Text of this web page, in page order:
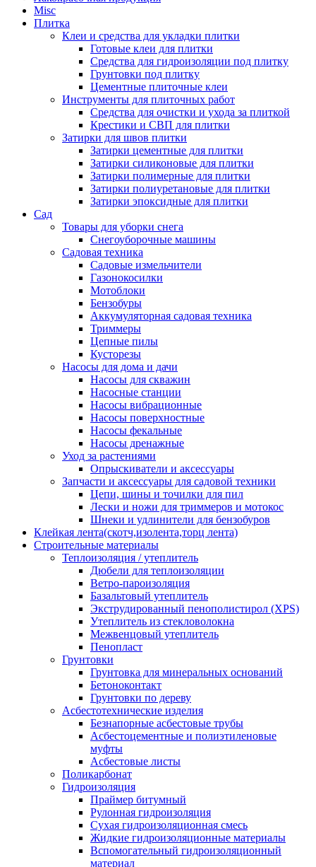
Misc
Плитка
Клеи и средства для укладки плитки
Готовые клеи для плитки
Средства для гидроизоляции под плитку
Грунтовки под плитку
Цементные плиточные клеи
Инструменты для плиточных работ
Средства для очистки и ухода за плиткой
Крестики и СВП для плитки
Затирки для швов плитки
Затирки цементные для плитки
Затирки силиконовые для плитки
Затирки полимерные для плитки
Затирки полиуретановые для плитки
Затирки эпоксидные для плитки
Сад
Товары для уборки снега
Снегоуборочные машины
Садовая техника
Садовые измельчители
Газонокосилки
Мотоблоки
Бензобуры
Аккумуляторная садовая техника
Триммеры
Цепные пилы
Кусторезы
Насосы для дома и дачи
Насосы для скважин
Насосные станции
Насосы вибрационные
Насосы поверхностные
Насосы фекальные
Насосы дренажные
Уход за растениями
Опрыскиватели и аксессуары
Запчасти и аксессуары для садовой техники
Цепи, шины и точилки для пил
Лески и ножи для триммеров и мотокос
Шнеки и удлинители для бензобуров
Клейкая лента(скотч,изолента,торц лента)
Строительные материалы
Теплоизоляция / утеплитель
Дюбели для теплоизоляции
Ветро-пароизоляция
Базальтовый утеплитель
Экструдированный пенополистирол (XPS)
Утеплитель из стекловолокна
Межвенцовый утеплитель
Пенопласт
Грунтовки
Грунтовка для минеральных оснований
Бетоноконтакт
Грунтовки по дереву
Асбестотехнические изделия
Безнапорные асбестовые трубы
Асбестоцементные и полиэтиленовые
муфты
Асбестовые листы
Поликарбонат
Гидроизоляция
Праймер битумный
Рулонная гидроизоляция
Сухая гидроизоляционная смесь
Жидкие гидроизоляционные материалы
Вспомогательный гидроизоляционный
материал